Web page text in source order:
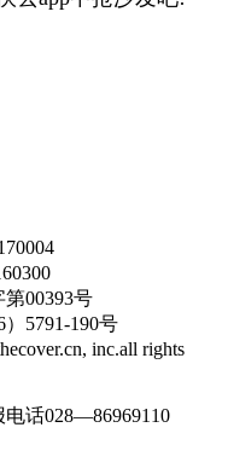
00393号
5791-190号
inc.all rights
话028—86969110